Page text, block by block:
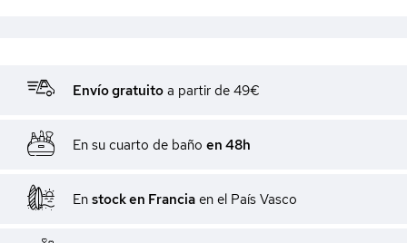
Envío gratuito a partir de 49€
En su cuarto de baño en 48h
En stock en Francia en el País Vasco